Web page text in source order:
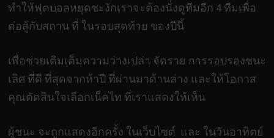
ทำให้ฟุตบอลหยุดชะงักเราจะต้องนั่งดูทีมอีก 4 ทีมเพื่อ
ต่อสู้กับสถาน ที่ ในรอบสุดท้าย ของปีนี้
เพื่อช่วยเติมเต็มความว่างเปล่า จัดราย การรอบรองชนะ
เลิศ ที่ดี ที่สุดจากห้าปี ที่ผ่านมาด้านล่าง และให้โอกาส
คุณตัดสินใจเลือกเน็คไท ที่เราแสดงให้เห็น
ผู้ชนะ จะถูกแสดงอีกครั้ง ในเว็บไซต์ และ ในวันอาทิตย์